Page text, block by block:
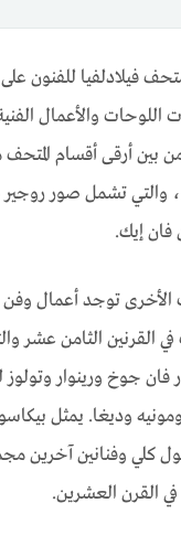
فيلادلفيا للفنون
والأعمال
من بين أرقى أقسام
والتي تشمل صور روجير
فان إيك.
الأخرى توجد أعمال
في القرنين الثامن عشر
جوخ ورينوار وتولوز
وديغا. يمثل
كلي وفنانين آخرين
في القرن العشرين.